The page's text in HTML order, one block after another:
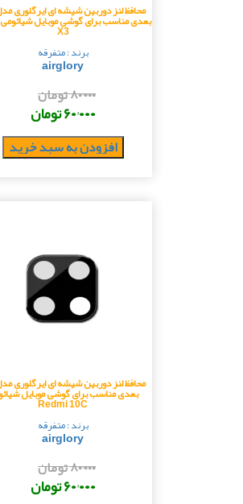
محافظ لنز دوربین شیشه ای ایرگلوری
X3
برند : متفرقه
airglory
۸۰٬۰۰۰ تومان
۶۰٬۰۰۰ تومان
افزودن به سبد خرید
محافظ لنز دوربین شیشه ای ایرگلوری
بعدی مناسب برای گوشی موبایل
Redmi 10C
برند : متفرقه
airglory
۸۰٬۰۰۰ تومان
۶۰٬۰۰۰ تومان